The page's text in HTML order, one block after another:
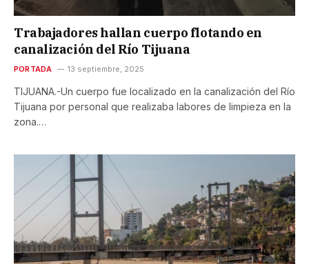
Trabajadores hallan cuerpo flotando en
canalización del Río Tijuana
PORTADA 13 septiembre, 2025
TIJUANA.-Un cuerpo fue localizado en la canalización del Río
Tijuana por personal que realizaba labores de limpieza en la
zona.…